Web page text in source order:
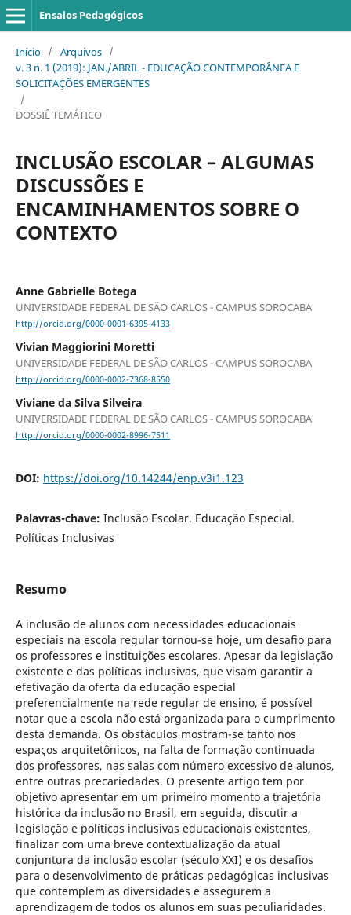
Ensaios Pedagógicos
Início / Arquivos /
v. 3 n. 1 (2019): JAN./ABRIL - EDUCAÇÃO CONTEMPORÂNEA E
SOLICITAÇÕES EMERGENTES
/
DOSSIÊ TEMÁTICO
INCLUSÃO ESCOLAR – ALGUMAS
DISCUSSÕES E
ENCAMINHAMENTOS SOBRE O
CONTEXTO
Anne Gabrielle Botega
UNIVERSIDADE FEDERAL DE SÃO CARLOS - CAMPUS SOROCABA
http://orcid.org/0000-0001-6395-4133
Vivian Maggiorini Moretti
UNIVERSIDADE FEDERAL DE SÃO CARLOS - CAMPUS SOROCABA
http://orcid.org/0000-0002-7368-8550
Viviane da Silva Silveira
UNIVERSIDADE FEDERAL DE SÃO CARLOS - CAMPUS SOROCABA
http://orcid.org/0000-0002-8996-7511
DOI: https://doi.org/10.14244/enp.v3i1.123
Palavras-chave: Inclusão Escolar. Educação Especial.
Políticas Inclusivas
Resumo
A inclusão de alunos com necessidades educacionais
especiais na escola regular tornou-se hoje, um desafio para
os professores e instituições escolares. Apesar da legislação
existente e das políticas inclusivas, que visam garantir a
efetivação da oferta da educação especial
preferencialmente na rede regular de ensino, é possível
notar que a escola não está organizada para o cumprimento
desta demanda. Os obstáculos mostram-se tanto nos
espaços arquitetônicos, na falta de formação continuada
dos professores, nas salas com número excessivo de alunos,
entre outras precariedades. O presente artigo tem por
objetivo apresentar em um primeiro momento a trajetória
histórica da inclusão no Brasil, em seguida, discutir a
legislação e políticas inclusivas educacionais existentes,
finalizar com uma breve contextualização da atual
conjuntura da inclusão escolar (século XXI) e os desafios
para o desenvolvimento de práticas pedagógicas inclusivas
que contemplem as diversidades e assegurem a
aprendizagem de todos os alunos em suas peculiaridades.